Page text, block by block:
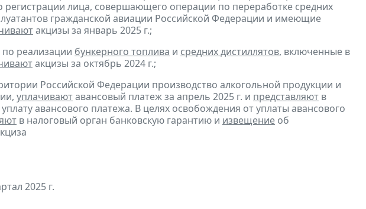
лица, совершающего операции по переработке средних
гражданской авиации Российской Федерации и имеющие
акцизы за январь 2025 г.;
реализации бункерного топлива и средних дистиллятов, включенные в
акцизы за октябрь 2024 г.;
Российской Федерации производство алкогольной продукции и
уплачиваютавансовый платеж за апрель 2025 г. и представляют в
авансового платежа. В целях освобождения от уплаты авансового
в налоговый орган банковскую гарантию и извещение об
2025 г.